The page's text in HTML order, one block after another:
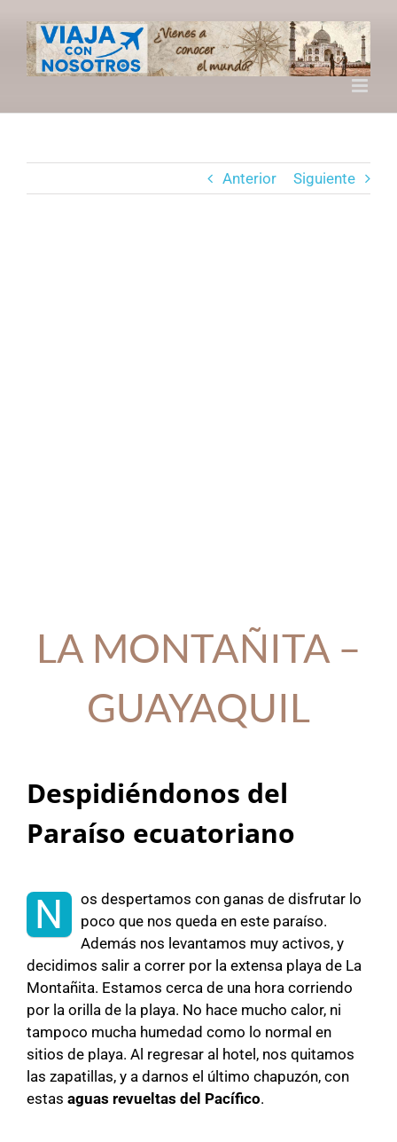
contenido
Anterior Siguiente
LA MONTAÑITA –
GUAYAQUIL
Despidiéndonos del
Paraíso ecuatoriano
N
os despertamos con ganas de disfrutar lo
poco que nos queda en este paraíso.
Además nos levantamos muy activos, y
decidimos salir a correr por la extensa playa de La
Montañita. Estamos cerca de una hora corriendo
por la orilla de la playa. No hace mucho calor, ni
tampoco mucha humedad como lo normal en
sitios de playa. Al regresar al hotel, nos quitamos
las zapatillas, y a darnos el último chapuzón, con
estas aguas revueltas del Pacífico.